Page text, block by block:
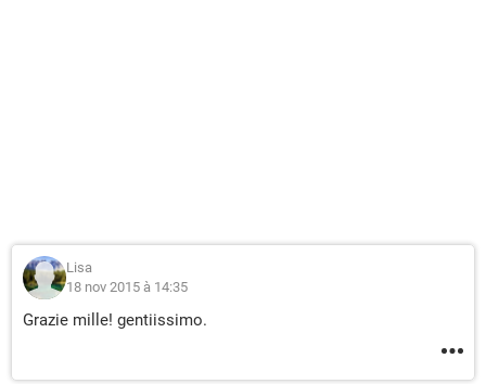
Lisa
18 nov 2015 à 14:35
Grazie mille! gentiissimo.